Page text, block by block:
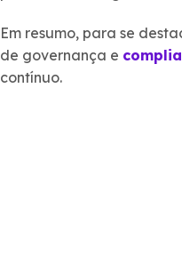
Em resumo, para se
de governança e
contínuo.